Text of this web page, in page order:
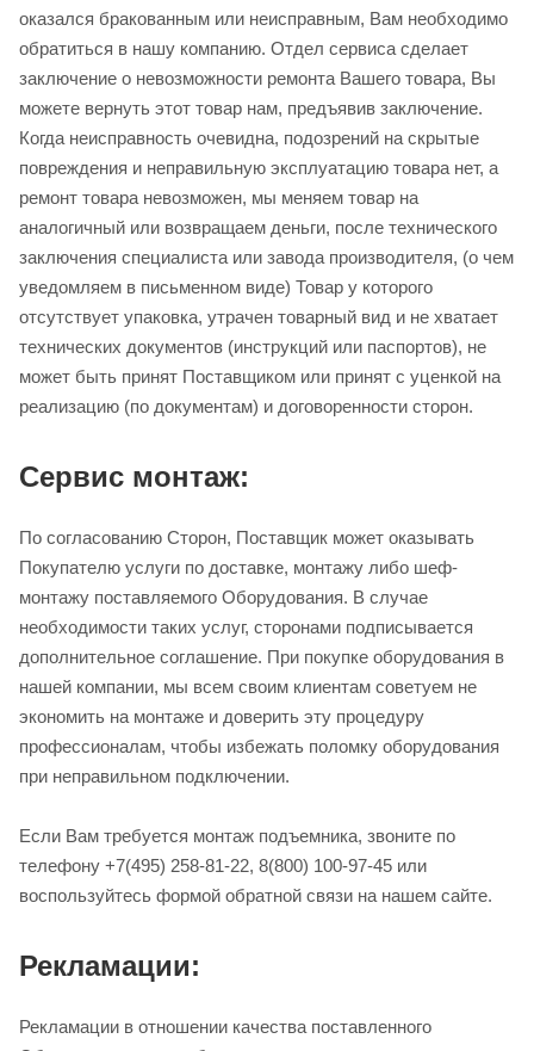
оказался бракованным или неисправным, Вам необходимо
обратиться в нашу компанию. Отдел сервиса сделает
заключение о невозможности ремонта Вашего товара, Вы
можете вернуть этот товар нам, предъявив заключение.
Когда неисправность очевидна, подозрений на скрытые
повреждения и неправильную эксплуатацию товара нет, а
ремонт товара невозможен, мы меняем товар на
аналогичный или возвращаем деньги, после технического
заключения специалиста или завода производителя, (о чем
уведомляем в письменном виде) Товар у которого
отсутствует упаковка, утрачен товарный вид и не хватает
технических документов (инструкций или паспортов), не
может быть принят Поставщиком или принят с уценкой на
реализацию (по документам) и договоренности сторон.
Сервис монтаж:
По согласованию Сторон, Поставщик может оказывать
Покупателю услуги по доставке, монтажу либо шеф-
монтажу поставляемого Оборудования. В случае
необходимости таких услуг, сторонами подписывается
дополнительное соглашение. При покупке оборудования в
нашей компании, мы всем своим клиентам советуем не
экономить на монтаже и доверить эту процедуру
профессионалам, чтобы избежать поломку оборудования
при неправильном подключении.
Если Вам требуется монтаж подъемника, звоните по
телефону +7(495) 258-81-22, 8(800) 100-97-45 или
воспользуйтесь формой обратной связи на нашем сайте.
Рекламации:
Рекламации в отношении качества поставленного